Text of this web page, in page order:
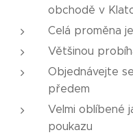
obchodě v
Celá proměna
Většinou
Objednávejte
předem
Velmi oblíbené
poukazu